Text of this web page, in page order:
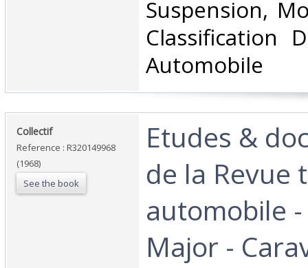
Suspension,
Classification
Automobile‎
‎Collectif‎
Reference : R320149968
(1968)
See the book
‎Etudes &
de la Revue
automobile
Major -